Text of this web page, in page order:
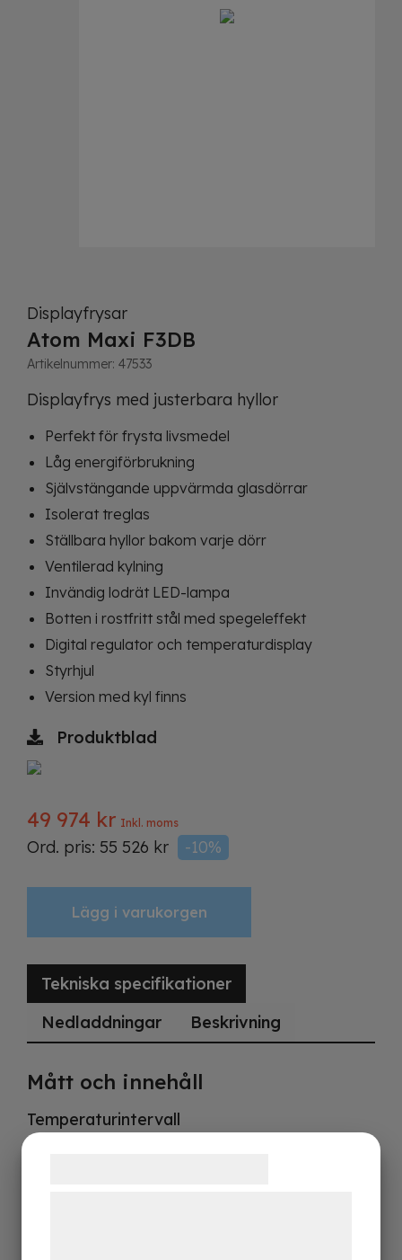
Displayfrysar
Atom Maxi F3DB
Artikelnummer: 47533
Displayfrys med justerbara hyllor
Perfekt för frysta livsmedel
Låg energiförbrukning
Självstängande uppvärmda glasdörrar
Isolerat treglas
Ställbara hyllor bakom varje dörr
Ventilerad kylning
Invändig lodrät LED-lampa
Botten i rostfritt stål med spegeleffekt
Digital regulator och temperaturdisplay
Styrhjul
Version med kyl finns
Produktblad
49 974 kr Inkl. moms
Ord. pris: 55 526 kr -10%
Lägg i varukorgen
Tekniska specifikationer
Nedladdningar
Beskrivning
Mått och innehåll
Temperaturintervall
-18 till -22 °C